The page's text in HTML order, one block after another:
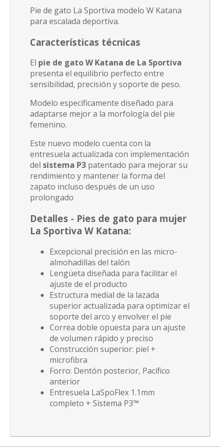
Pie de gato La Sportiva modelo W Katana
para escalada deportiva.
Características técnicas
El pie de gato W Katana de La Sportiva
presenta el equilibrio perfecto entre
sensibilidad, precisión y soporte de peso.
Modelo específicamente diseñado para
adaptarse mejor a la morfología del pie
femenino.
Este nuevo modelo cuenta con la
entresuela actualizada con implementación
del sistema P3 patentado para mejorar su
rendimiento y mantener la forma del
zapato incluso después de un uso
prolongado
Detalles - Pies de gato para mujer
La Sportiva W Katana:
Excepcional precisión en las micro-
almohadillas del talón
Lengüeta diseñada para facilitar el
ajuste de el producto
Estructura medial de la lazada
superior actualizada para optimizar el
soporte del arco y envolver el pie
Correa doble opuesta para un ajuste
de volumen rápido y preciso
Construcción superior: piel +
microfibra
Forro: Dentón posterior, Pacífico
anterior
Entresuela LaSpoFlex 1.1mm
completo + Sistema P3™